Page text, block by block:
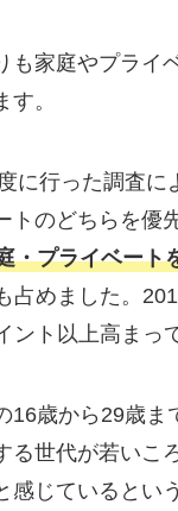
も家庭やプライ
。
に行った調査に
トのどちらを優
・プライベート
占めました。
ント以上高まっ
16歳から29歳ま
る世代が若いこ
感じているとい